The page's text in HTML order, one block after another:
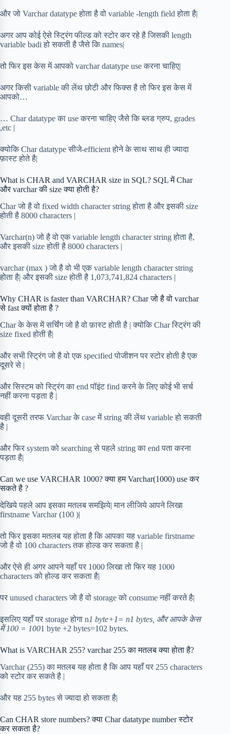
और जो Varchar datatype होता है वो variable -length field होता है|
अगर आप कोई ऐसे स्ट्रिंग फील्ड को स्टोर कर रहे है जिसकी length
variable badi हो सकती है जैसे कि names|
तो फिर इस केस में आपको varchar datatype use करना चाहिए|
अगर किसी variable की लेंथ छोटी और फिक्स है तो फिर इस केस में
आपको…
… Char datatype का use करना चाहिए जैसे कि ब्लड ग्रुप, grades
,etc |
क्योकि Char datatype सीजे-efficient होने के साथ साथ ही ज्यादा
फ़ास्ट होते है|
What is CHAR and VARCHAR size in SQL? SQL में Char
और varchar की size क्या होती है?
Char जो है वो fixed width character string होता है और इसकी size
होती है 8000 characters |
Varchar(n) जो है वो एक variable length character string होता है,
और इसकी size होती है 8000 characters |
varchar (max ) जो है वो भी एक variable length character string
होता है| और इसकी size होती है 1,073,741,824 characters |
Why CHAR is faster than VARCHAR? Char जो है वो varchar
से fast क्यों होता है ?
Char के केस में सर्चिंग जो है वो फ़ास्ट होती है | क्योकि Char स्ट्रिंग की
size fixed होती है|
और सभी स्ट्रिंग जो है वो एक specified पोजीशन पर स्टोर होती है एक
दूसरे से |
और सिस्टम को स्ट्रिंग का end पॉइंट find करने के लिए कोई भी सर्च
नहीं करना पड़ता है |
वही दूसरी तरफ Varchar के case में string की लेंथ variable हो सकती
है |
और फिर system को searching से पहले string का end पता करना
पड़ता है|
Can we use VARCHAR 1000? क्या हम Varchar(1000) use कर
सकते है ?
देखिये पहले आप इसका मतलब समझिये| मान लीजिये आपने लिखा
firstname Varchar (100 )|
तो फिर इसका मतलब यह होता है कि आपका यह variable firstname
जो है वो 100 characters तक होल्ड कर सकता है |
और ऐसे ही अगर आपने यहाँ पर 1000 लिखा तो फिर यह 1000
characters को होल्ड कर सकता है|
पर unused characters जो है वो storage को consume नहीं करते है|
इसलिए यहाँ पर storage होगा n1 byte+1= n1 bytes, और आपके केस
में 100 = 1001 byte +2 bytes=102 bytes.
What is VARCHAR 255? varchar 255 का मतलब क्या होता है?
Varchar (255) का मतलब यह होता है कि आप यहाँ पर 255 characters
को स्टोर कर सकते है |
और यह 255 bytes से ज्यादा हो सकता है|
Can CHAR store numbers? क्या Char datatype number स्टोर
कर सकता है?